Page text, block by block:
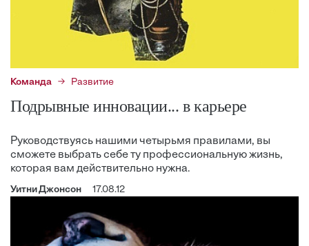
Команда Развитие
Подрывные инновации... в карьере
Руководствуясь нашими четырьмя правилами, вы
сможете выбрать себе ту профессиональную жизнь,
которая вам действительно нужна.
Уитни Джонсон 17.08.12